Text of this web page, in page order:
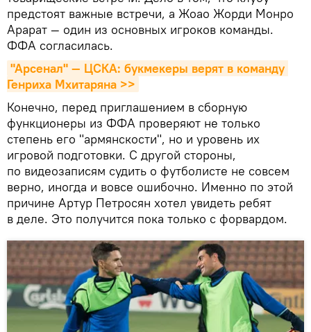
предстоят важные встречи, а Жоао Жорди Монро
Арарат — один из основных игроков команды.
ФФА согласилась.
"Арсенал" — ЦСКА: букмекеры верят в команду
Генриха Мхитаряна >>
Конечно, перед приглашением в сборную
функционеры из ФФА проверяют не только
степень его "армянскости", но и уровень их
игровой подготовки. С другой стороны,
по видеозаписям судить о футболисте не совсем
верно, иногда и вовсе ошибочно. Именно по этой
причине Артур Петросян хотел увидеть ребят
в деле. Это получится пока только с форвардом.